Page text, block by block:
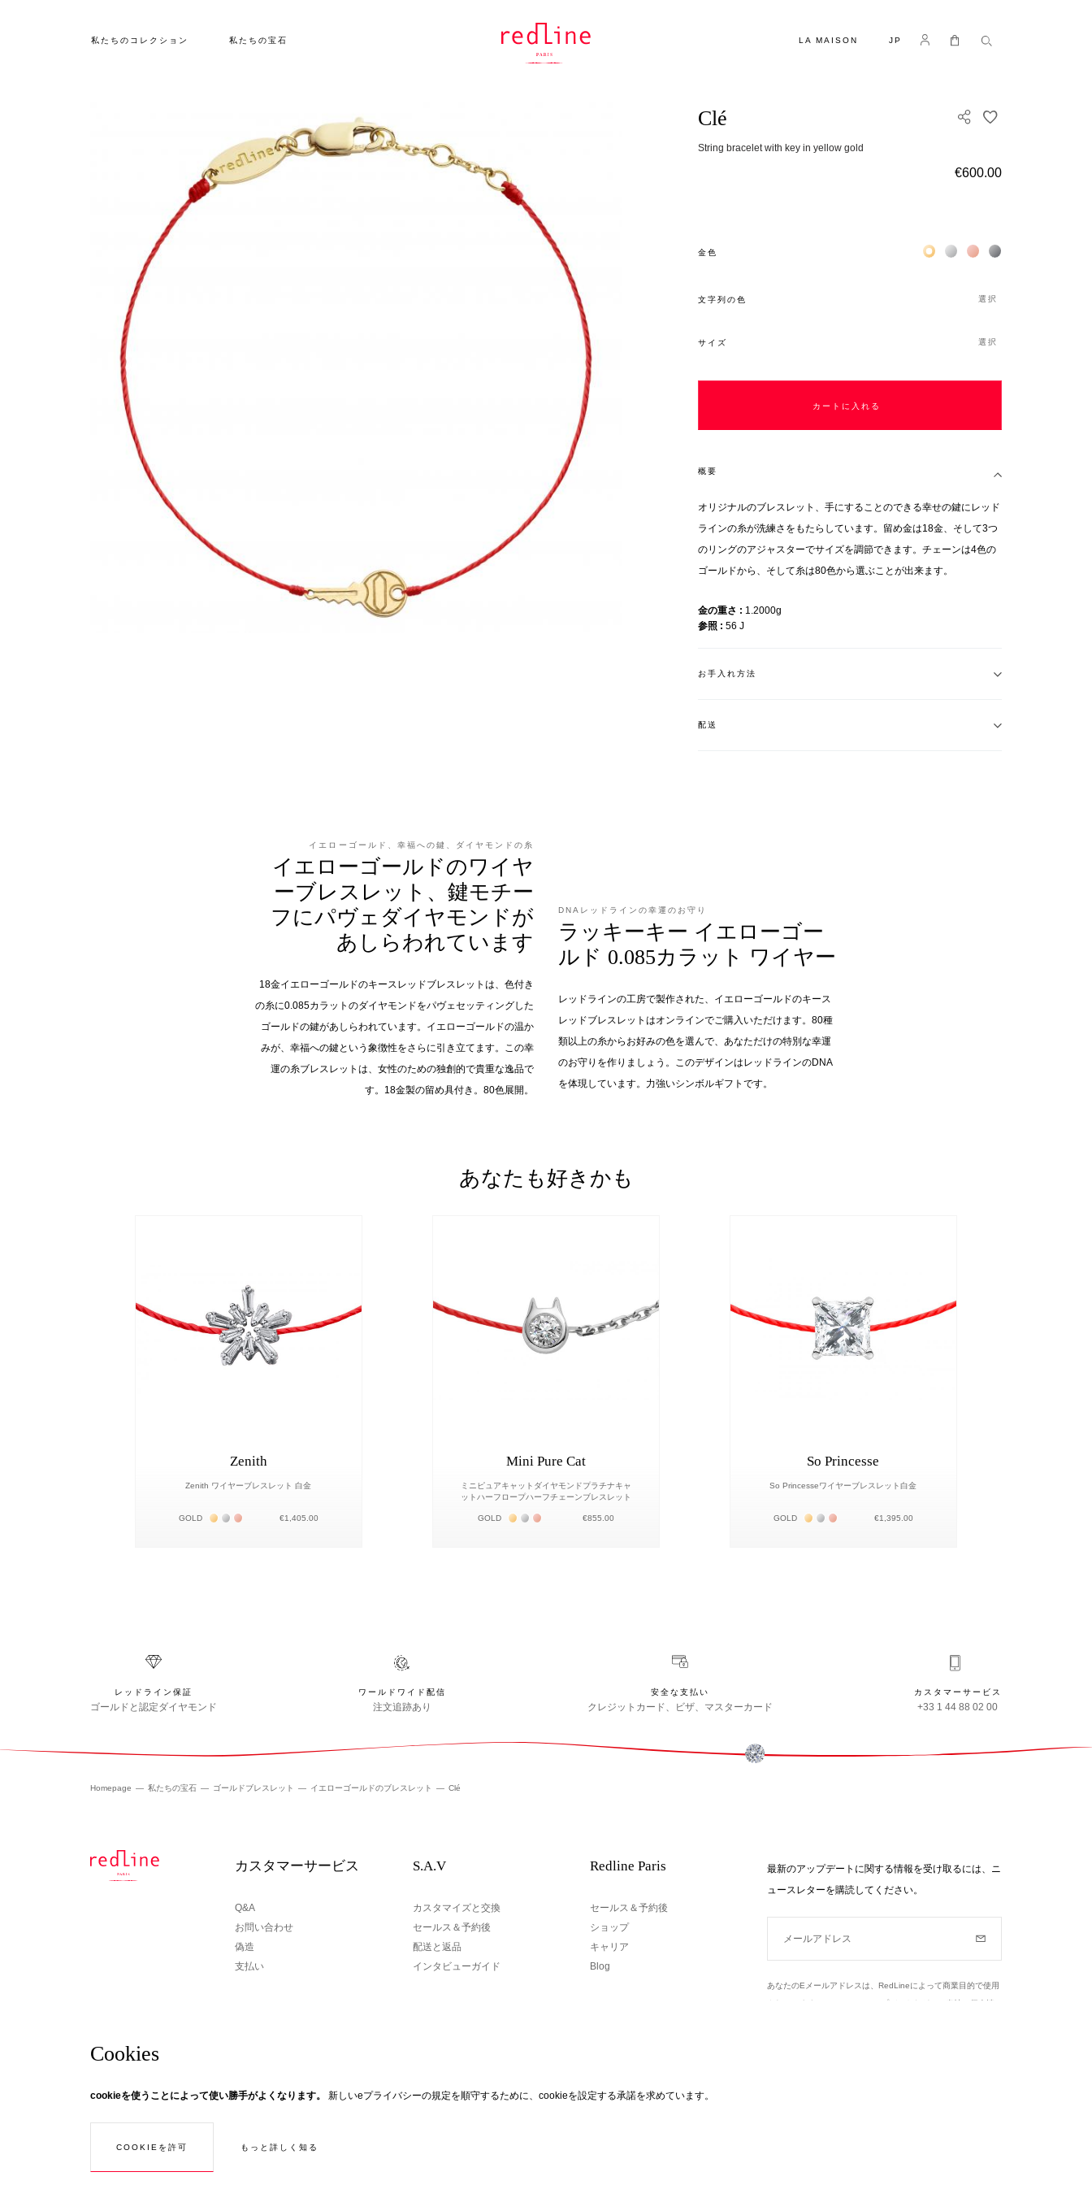
Cookies
cookieを使うことによって使い勝手がよくなります。 新しいeプライバシーの規定を順守するために、cookieを設定する承諾を求めています。
COOKIEを許可 もっと詳しく知る
私たちのコレクション 私たちの宝石 LA MAISON JP Log in マイカート
Clé
String bracelet with key in yellow gold
€600.00
金色 Жёлтое золото 18К
Белое золото 18К
Розовое золото 18К
Чёрное золото 18К
文字列の色 選択
サイズ 選択
カートに入れる
概要
オリジナルのブレスレット、手にすることのできる幸せの鍵にレッド
ラインの糸が洗練さをもたらしています。留め金は18金、そして3つ
のリングのアジャスターでサイズを調節できます。チェーンは4色の
ゴールドから、そして糸は80色から選ぶことが出来ます。
金の重さ
1.2000g
参照
56 J
お手入れ方法
配送
イエローゴールド、幸福への鍵、ダイヤモンドの糸
イエローゴールドのワイヤ
ーブレスレット、鍵モチー
フにパヴェダイヤモンドが
あしらわれています
18金イエローゴールドのキースレッドブレスレットは、色付き
の糸に0.085カラットのダイヤモンドをパヴェセッティングした
ゴールドの鍵があしらわれています。イエローゴールドの温か
みが、幸福への鍵という象徴性をさらに引き立てます。この幸
運の糸ブレスレットは、女性のための独創的で貴重な逸品で
す。18金製の留め具付き。80色展開。
DNAレッドラインの幸運のお守り
ラッキーキー イエローゴー
ルド 0.085カラット ワイヤー
レッドラインの工房で製作された、イエローゴールドのキース
レッドブレスレットはオンラインでご購入いただけます。80種
類以上の糸からお好みの色を選んで、あなただけの特別な幸運
のお守りを作りましょう。このデザインはレッドラインのDNA
を体現しています。力強いシンボルギフトです。
あなたも好きかも
Zenith
Zenith ワイヤーブレスレット 白金
GOLD Жёлтое золото 18К
Белое золото 18К
Розовое золото 18К
€1,405.00
Mini Pure Cat
ミニピュアキャットダイヤモンドプラチナキャ
ットハーフロープハーフチェーンブレスレット
GOLD Жёлтое золото 18К
Белое золото 18К
Розовое золото 18К
€855.00
So Princesse
So Princesseワイヤーブレスレット白金
GOLD Жёлтое золото 18К
Белое золото 18К
Розовое золото 18К
€1,395.00
レッドライン保証
ゴールドと認定ダイヤモンド
ワールドワイド配信
注文追跡あり
安全な支払い
クレジットカード、ビザ、マスターカード
カスタマーサービス
+33 1 44 88 02 00
Homepage 私たちの宝石 ゴールドブレスレット イエローゴールドのブレスレット Clé
カスタマーサービス
Q&A
お問い合わせ
偽造
支払い
S.A.V
カスタマイズと交換
セールス＆予約後
配送と返品
インタビューガイド
Redline Paris
セールス＆予約後
ショップ
キャリア
Blog
最新のアップデートに関する情報を受け取るには、ニ
ュースレターを購読してください。
メールアドレス
あなたのEメールアドレスは、RedLineによって商業目的で使用
されています（ニュース、アップデートなど）。当社の個人情
© Creaddict - 全著作権所有
CGV
| 法的通知 | 個人データ | インターネットクッキー
あなたがRedLineニュースについて知らされたいのなら、私たちのニュースレタ
ーにサインアップしてください！ スレッドをたどる...
あなたのEメール